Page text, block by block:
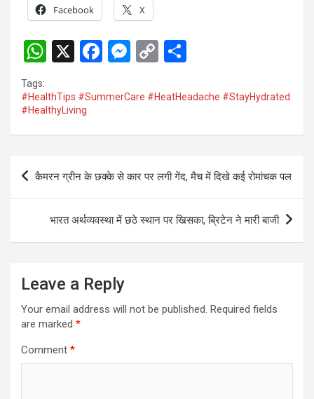
Facebook X
W
at
s
A
p
X
F
ce
o
o
k
M
se
g
C
py
n
ar
Tags:
#HealthTips #SummerCare #HeatHeadache #StayHydrated
#HealthyLiving
Post
navigation
कैमरन ग्रीन के छक्के से कार पर लगी गेंद, मैच में दिखे कई रोमांचक पल
भारत अर्थव्यवस्था में छठे स्थान पर खिसका, ब्रिटेन ने मारी बाजी
Leave a Reply
Your email address will not be published. Required fields
are marked *
Comment *